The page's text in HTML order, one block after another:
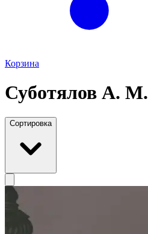
Корзина
Суботялов А. М.
Сортировка